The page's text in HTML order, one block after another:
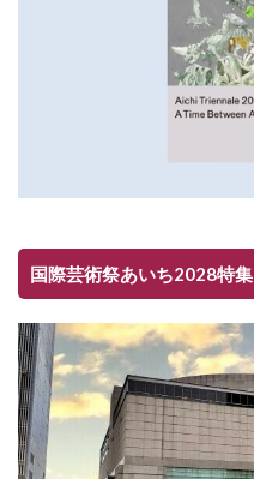
国際芸術祭あいち2028特集